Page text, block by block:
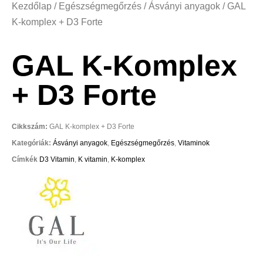
Kezdőlap / Egészségmegőrzés /Ásványi anyagok / GAL
K-komplex + D3 Forte
GAL K-Komplex
+ D3 Forte
Cikkszám: GAL K-komplex + D3 Forte
Kategóriák: Ásványi anyagok, Egészségmegőrzés, Vitaminok
Címkék D3 Vitamin, K vitamin, K-komplex